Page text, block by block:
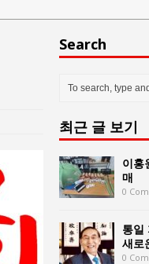
Search
최근 글 보기
이홍
매
0
통일
새로
0